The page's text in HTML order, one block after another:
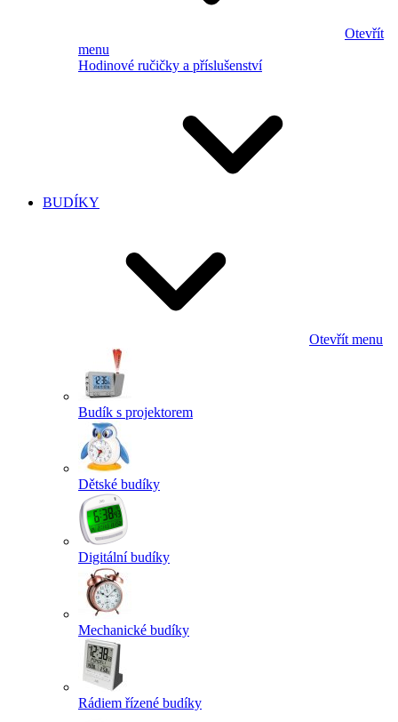
Otevřít
menu
Hodinové ručičky a příslušenství
BUDÍKY
Otevřít menu
Budík s projektorem
Dětské budíky
Digitální budíky
Mechanické budíky
Rádiem řízené budíky